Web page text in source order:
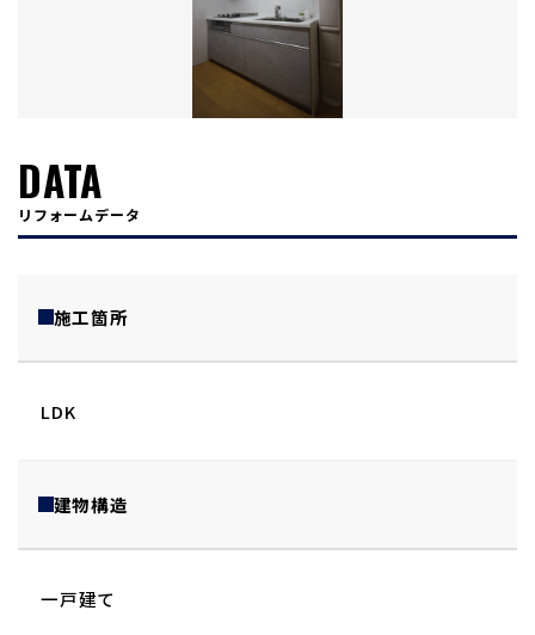
DATA
リフォームデータ
施工箇所
LDK
建物構造
一戸建て